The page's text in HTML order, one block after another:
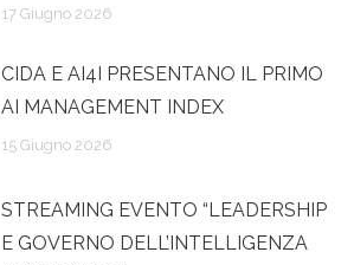
17 Giugno 2026
CIDA E AI4I PRESENTANO IL PRIMO
AI MANAGEMENT INDEX
15 Giugno 2026
STREAMING EVENTO “LEADERSHIP
E GOVERNO DELL’INTELLIGENZA